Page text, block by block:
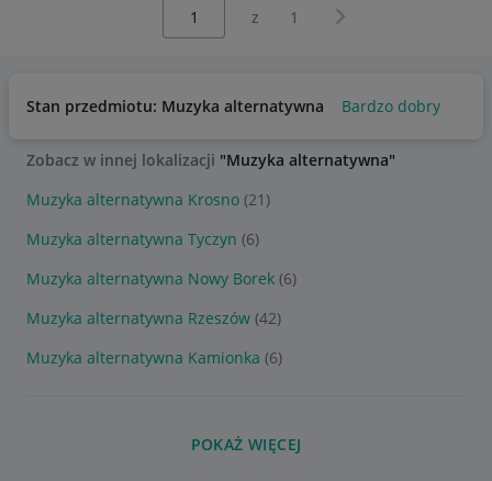
z 1 Następna strona
Stan przedmiotu: Muzyka alternatywna Bardzo dobry
Zobacz w innej lokalizacji "Muzyka alternatywna"
Muzyka alternatywna Krosno (21)
Muzyka alternatywna Tyczyn (6)
Muzyka alternatywna Nowy Borek (6)
Muzyka alternatywna Rzeszów (42)
Muzyka alternatywna Kamionka (6)
POKAŻ WIĘCEJ